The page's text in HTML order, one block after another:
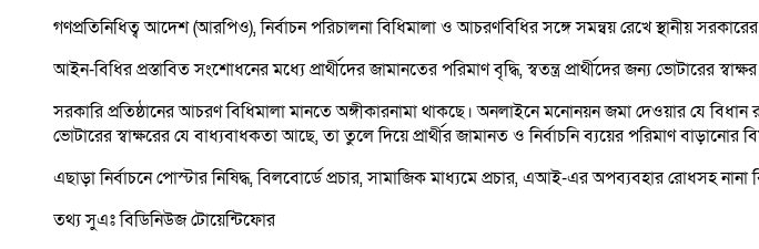
গণপ্রতিনিধিত্ব আদেশ (আরপিও), নির্বাচন পরিচালনা বিধিমালা ও আচরণবিধির সঙ্গে সমন্বয় রেখে স্থানীয়
আইন-বিধির প্রস্তাবিত সংশোধনের মধ্যে প্রার্থীদের জামানতের পরিমাণ বৃদ্ধি, স্বতন্ত্র প্রার্থীদের জন্য ভোটারের
সরকারি প্রতিষ্ঠানের আচরণ বিধিমালা মানতে অঙ্গীকারনামা থাকছে। অনলাইনে মনোনয়ন জমা দেওয়ার যে
ভোটারের স্বাক্ষরের যে বাধ্যবাধকতা আছে, তা তুলে দিয়ে প্রার্থীর জামানত ও নির্বাচনি ব্যয়ের পরিমাণ বাড়ানোর
এছাড়া নির্বাচনে পোস্টার নিষিদ্ধ, বিলবোর্ডে প্রচার, সামাজিক মাধ্যমে প্রচার, এআই-এর অপব্যবহার রোধসহ
তথ্য সুএঃ বিডিনিউজ টোয়েন্টিফোর